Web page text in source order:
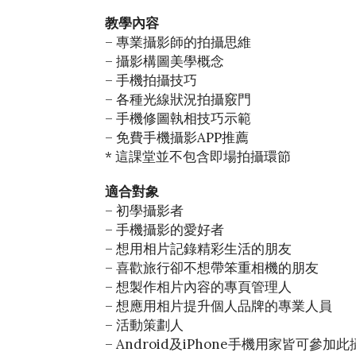
教學內容
– 專業攝影師的拍攝思維
– 攝影構圖美學概念
– 手機拍攝技巧
– 各種光線狀況拍攝竅門
– 手機修圖執相技巧示範
– 免費手機攝影APP推薦
* 這課堂並不包含即場拍攝環節
適合對象
– 初學攝影者
– 手機攝影的愛好者
– 想用相片記錄精彩生活的朋友
– 喜歡旅行卻不想帶笨重相機的朋友
– 想製作相片內容的專頁管理人
– 想應用相片提升個人品牌的專業人員
– 活動策劃人
– Android及iPhone手機用家皆可參加此